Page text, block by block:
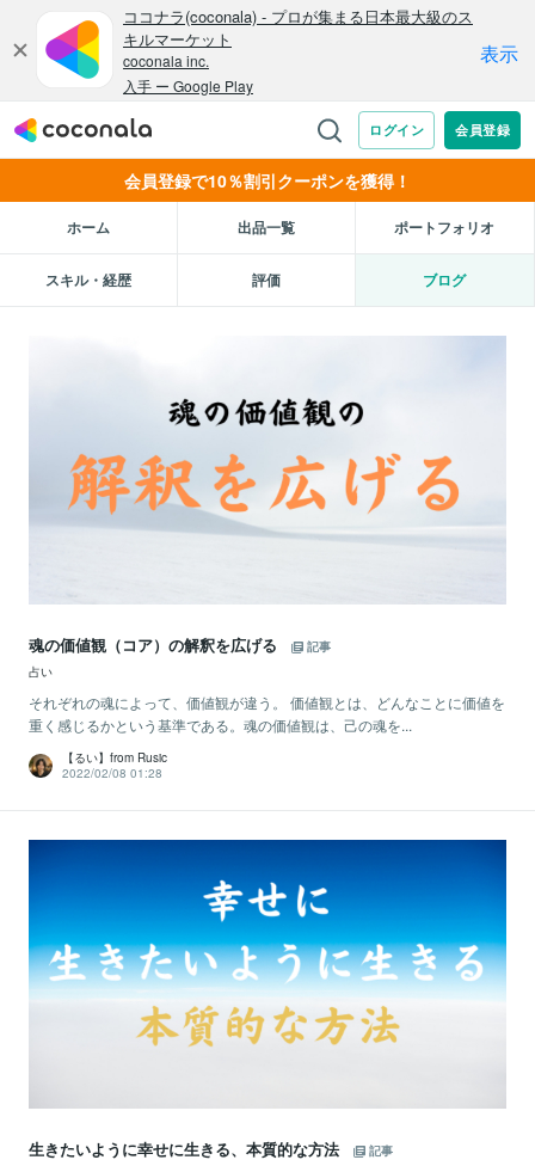
会員登録で10％割引クーポンを獲得！
ホーム 出品一覧 ポートフォリオ
スキル・経歴 評価 ブログ
魂の価値観（コア）の解釈を広げる
記事
占い
それぞれの魂によって、価値観が違う。 価値観とは、どんなことに価値を
重く感じるかという基準である。魂の価値観は、己の魂を...
【るい】from Rusic
2022/02/08 01:28
生きたいように幸せに生きる、本質的な方法
記事